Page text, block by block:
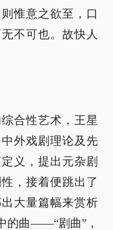
惟意之欲至，口
不可也。故快人
合性艺术，王星
外戏剧理论及先
义，提出元杂剧
，接着便跳出了
大量篇幅来赏析
的曲——“剧曲”，